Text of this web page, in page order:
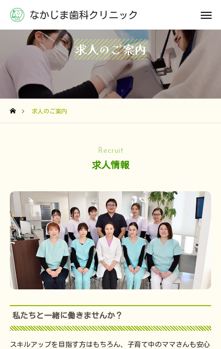
なかじま歯科クリニック
求人のご案内
求人のご案内
Recruit
求人情報
私たちと一緒に働きませんか？
スキルアップを目指す方はもちろん、子育て中のママさんも安心
なかじま歯科クリニック
アクセス お問い合わせ
診療内容
スタッフ紹介
お問い合わせ
お知らせ